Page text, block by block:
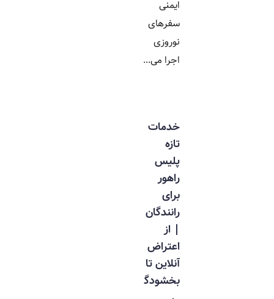
سفرهای
نوروزی
اجرا می...
خدمات
پلیس
راهور
رانندگان
اعتراض
آنلاین تا
بخشودگ